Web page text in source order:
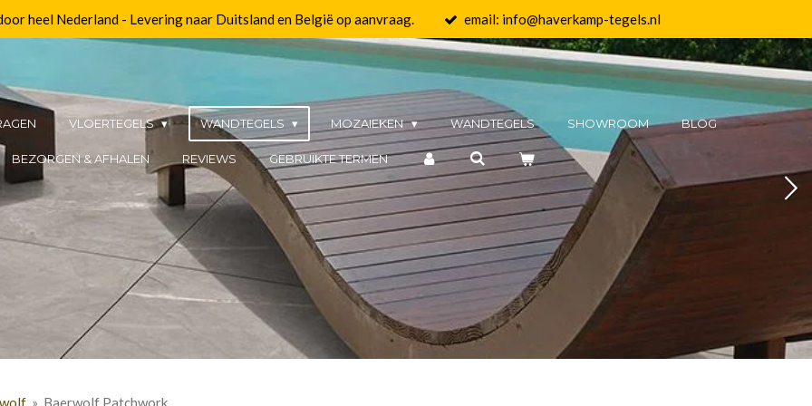
heel Nederland - Levering naar Duitsland en België op aanvraag. email: info@haverkamp-tegels.nl
VLOERTEGELS WANDTEGELS MOZAIEKEN WANDTEGELS SHOWROOM BLOG
BEZORGEN & AFHALEN REVIEWS GEBRUIKTE TERMEN
» Baerwolf Patchwork